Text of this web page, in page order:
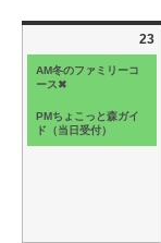
23
AM冬のファミリーコ
ース✖
PMちょこっと森ガイ
ド（当日受付）